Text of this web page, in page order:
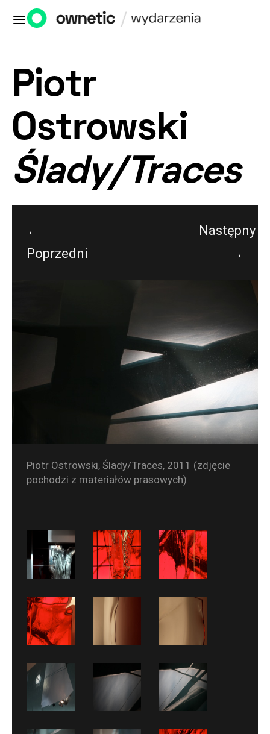
Piotr
Ostrowski
Ślady/Traces
←
Poprzedni
Następny
→
Piotr Ostrowski, Ślady/Traces, 2011 (zdjęcie
pochodzi z materiałów prasowych)